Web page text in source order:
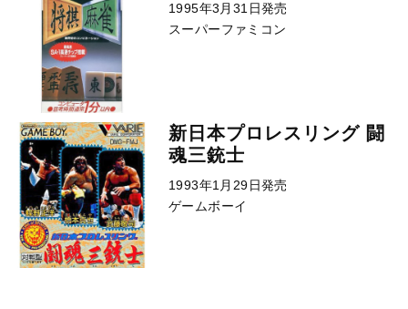
1995年3月31日発売
スーパーファミコン
新日本プロレスリング 闘
魂三銃士
1993年1月29日発売
ゲームボーイ